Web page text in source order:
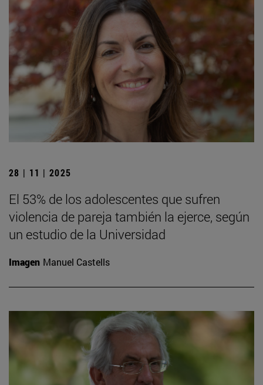
28 | 11 | 2025
El 53% de los adolescentes que sufren
violencia de pareja también la ejerce, según
un estudio de la Universidad
Imagen Manuel Castells